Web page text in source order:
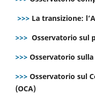
>>> La transizione:
>>> Osservatorio sul
>>> Osservatorio
>>> Osservatorio sul
(OCA)